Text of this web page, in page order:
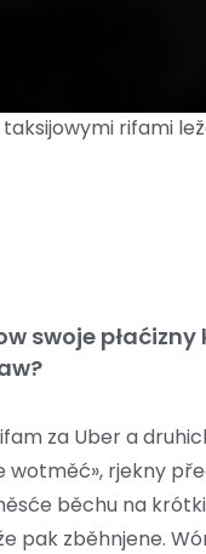
rifami
swoje
za Uber a
wotměć», rjekny
běchu na
pak zběhnjene.